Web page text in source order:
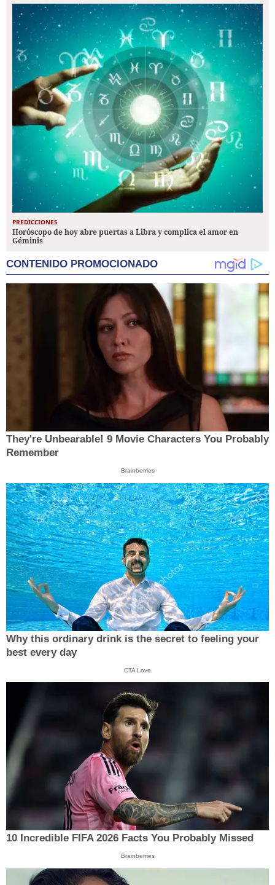
PREDICCIONES
Horóscopo de hoy abre puertas a Libra y complica el amor en
Géminis
CONTENIDO PROMOCIONADO
They're Unbearable! 9 Movie Characters You Probably
Remember
Brainberries
Why this ordinary drink is the secret to feeling your
best every day
CTA Love
10 Incredible FIFA 2026 Facts You Probably Missed
Brainberries